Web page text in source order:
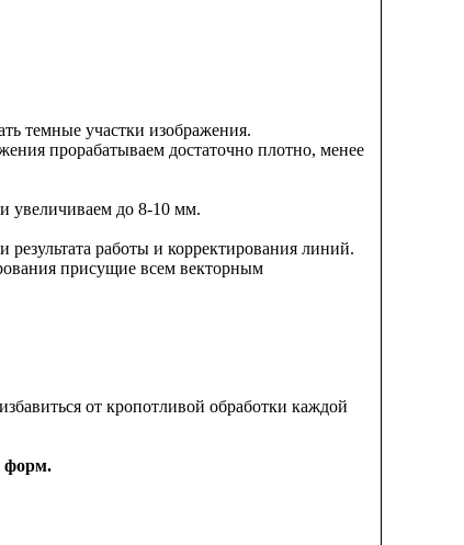
темные участки изображения.
прорабатываем достаточно плотно, менее
увеличиваем до 8-10 мм.
работы и корректирования линий.
присущие всем векторным
от кропотливой обработки каждой
форм.